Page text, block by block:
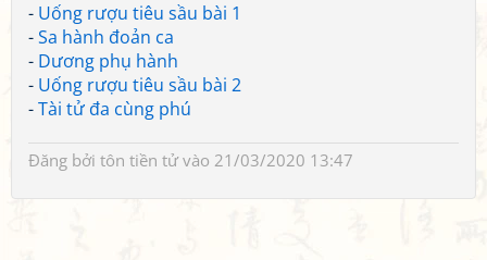
- Uống rượu tiêu sầu bài 1
-Sa hành đoản ca
- Dương phụ hành
- Uống rượu tiêu sầu bài 2
-Tài tử đa cùng phú
Đăng bởi tôn tiền tửvào 21/03/2020 13:47